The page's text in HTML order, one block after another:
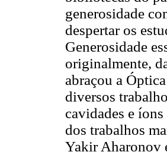
generosidade
despertar os
Generosidade
originalmente,
abraçou a
diversos
cavidades e
dos trabalhos
Yakir Aharonov